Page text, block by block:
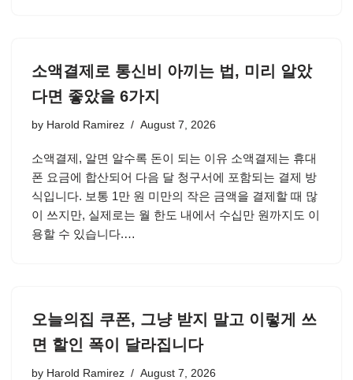
소액결제로 통신비 아끼는 법, 미리 알았
다면 좋았을 6가지
by Harold Ramirez August 7, 2026
소액결제, 알면 알수록 돈이 되는 이유 소액결제는 휴대
폰 요금에 합산되어 다음 달 청구서에 포함되는 결제 방
식입니다. 보통 1만 원 미만의 작은 금액을 결제할 때 많
이 쓰지만, 실제로는 월 한도 내에서 수십만 원까지도 이
용할 수 있습니다.…
오늘의집 쿠폰, 그냥 받지 말고 이렇게 쓰
면 할인 폭이 달라집니다
by Harold Ramirez August 7, 2026